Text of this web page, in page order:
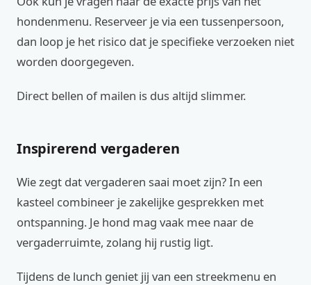
hondenmenu. Reserveer je via een tussenpersoon,
dan loop je het risico dat je specifieke verzoeken niet
worden doorgegeven.
Direct bellen of mailen is dus altijd slimmer.
Inspirerend vergaderen
Wie zegt dat vergaderen saai moet zijn? In een
kasteel combineer je zakelijke gesprekken met
ontspanning. Je hond mag vaak mee naar de
vergaderruimte, zolang hij rustig ligt.
Tijdens de lunch geniet jij van een streekmenu en